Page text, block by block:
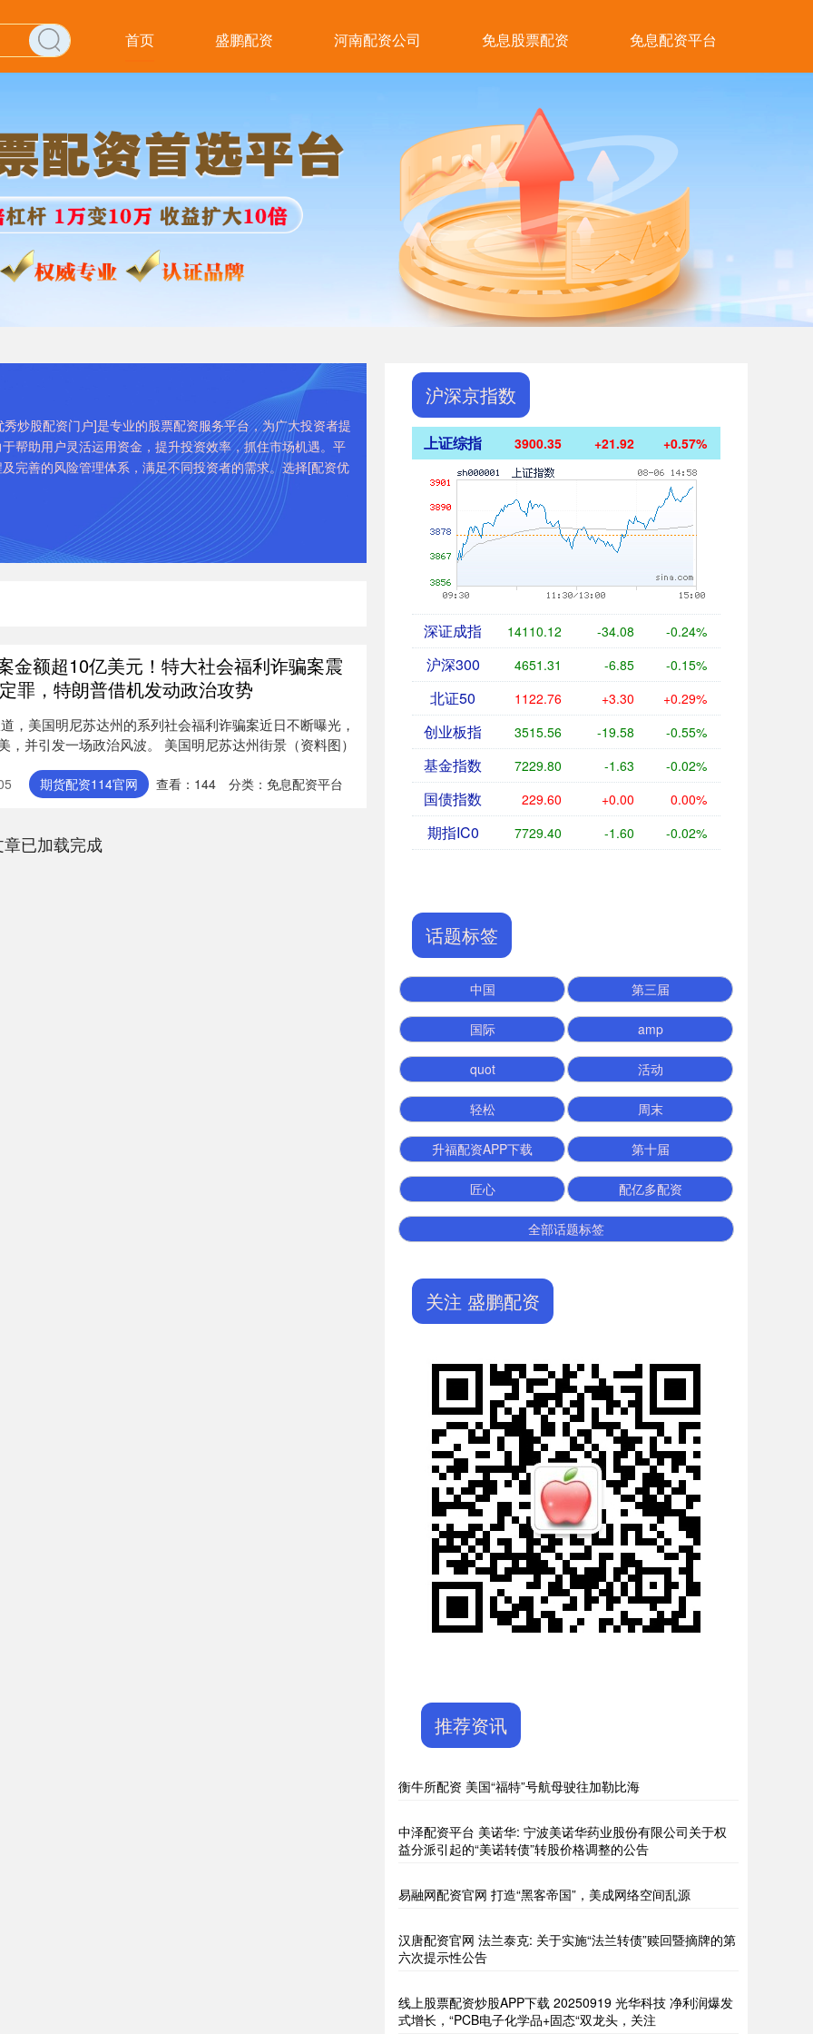
首页 盛鹏配资 河南配资公司 免息股票配资 免息配资平台
炒股配资门户]是专业的股票配资服务平台，为广大投资者提
帮助用户灵活运用资金，提升投资效率，抓住市场机遇。平
完善的风险管理体系，满足不同投资者的需求。选择[配资优
金额超10亿美元！特大社会福利诈骗案震
罪，特朗普借机发动政治攻势
，美国明尼苏达州的系列社会福利诈骗案近日不断曝光，
，并引发一场政治风波。 美国明尼苏达州街景（资料图）
期货配资114官网 查看： 144 分类：免息配资平台
已加载完成
沪深京指数
上证综指 3900.35 +21.92 +0.57%
深证成指 14110.12 -34.08 -0.24%
沪深300 4651.31 -6.85 -0.15%
北证50 1122.76 +3.30 +0.29%
创业板指 3515.56 -19.58 -0.55%
基金指数 7229.80 -1.63 -0.02%
国债指数 229.60 +0.00 0.00%
期指IC0 7729.40 -1.60 -0.02%
话题标签
中国 第三届
国际 amp
quot 活动
轻松 周末
升福配资APP下载 第十届
匠心 配亿多配资
全部话题标签
关注 盛鹏配资
推荐资讯
衡牛所配资 美国“福特”号航母驶往加勒比海
中泽配资平台 美诺华: 宁波美诺华药业股份有限公司关于权
益分派引起的“美诺转债”转股价格调整的公告
易融网配资官网 打造“黑客帝国”，美成网络空间乱源
汉唐配资官网 法兰泰克: 关于实施“法兰转债”赎回暨摘牌的第
六次提示性公告
线上股票配资炒股APP下载 20250919 光华科技 净利润爆发
式增长，“PCB电子化学品+固态“双龙头，关注